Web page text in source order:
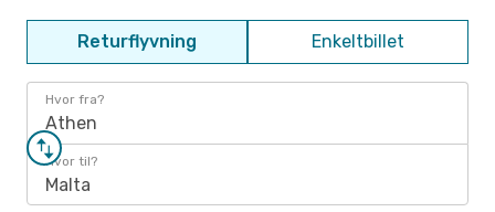
Returflyvning Enkeltbillet
Hvor fra?
Athen
Hvor til?
Malta